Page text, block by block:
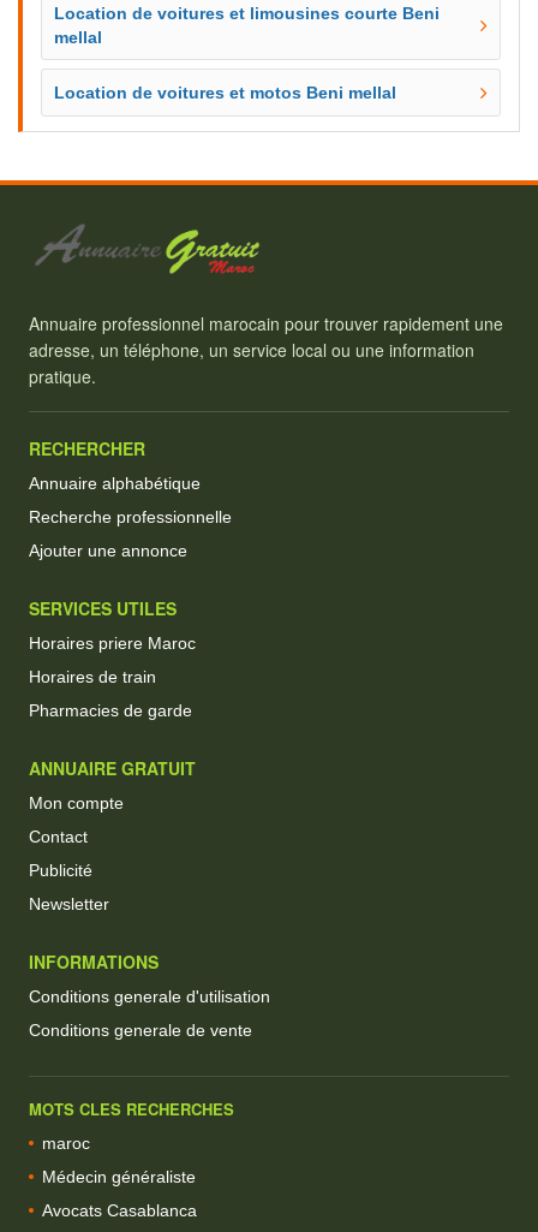
Location de voitures et limousines courte Beni
mellal
Location de voitures et motos Beni mellal
Annuaire professionnel marocain pour trouver rapidement une
adresse, un téléphone, un service local ou une information
pratique.
RECHERCHER
Annuaire alphabétique
Recherche professionnelle
Ajouter une annonce
SERVICES UTILES
Horaires priere Maroc
Horaires de train
Pharmacies de garde
ANNUAIRE GRATUIT
Mon compte
Contact
Publicité
Newsletter
INFORMATIONS
Conditions generale d'utilisation
Conditions generale de vente
MOTS CLES RECHERCHES
maroc
Médecin généraliste
Avocats Casablanca